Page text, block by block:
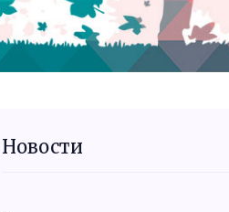
Новости